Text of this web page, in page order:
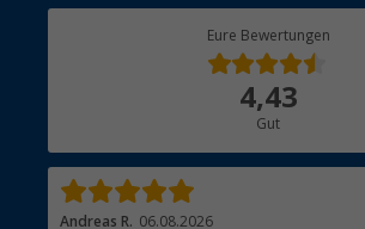
Eure Bewertungen
4,43
Gut
Andreas R. 06.08.2026